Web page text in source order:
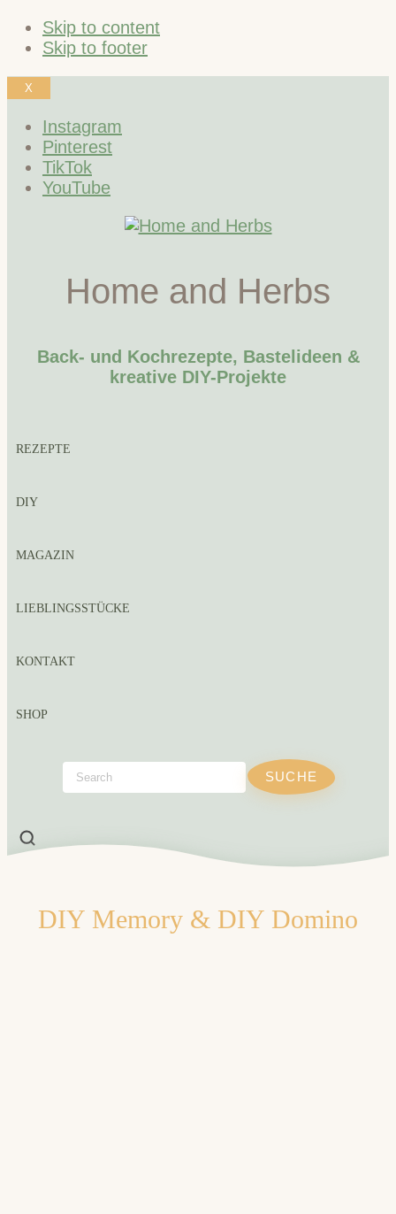
Skip to content
Skip to footer
X
Instagram
Pinterest
TikTok
YouTube
Home and Herbs
Back- und Kochrezepte, Bastelideen &
kreative DIY-Projekte
REZEPTE
DIY
MAGAZIN
LIEBLINGSSTÜCKE
KONTAKT
SHOP
DIY Memory & DIY Domino